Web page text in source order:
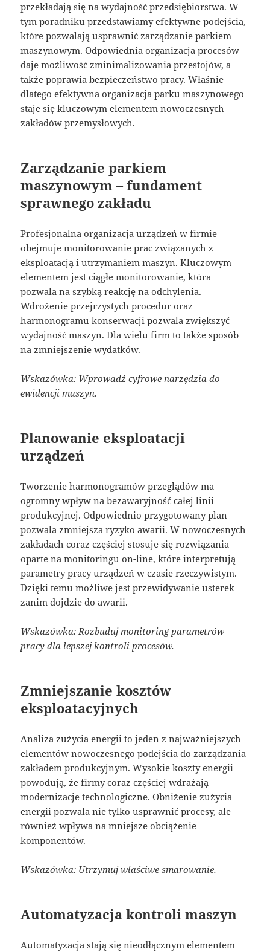
przekładają się na wydajność przedsiębiorstwa. W
tym poradniku przedstawiamy efektywne podejścia,
które pozwalają usprawnić zarządzanie parkiem
maszynowym. Odpowiednia organizacja procesów
daje możliwość zminimalizowania przestojów, a
także poprawia bezpieczeństwo pracy. Właśnie
dlatego efektywna organizacja parku maszynowego
staje się kluczowym elementem nowoczesnych
zakładów przemysłowych.
Zarządzanie parkiem
maszynowym – fundament
sprawnego zakładu
Profesjonalna organizacja urządzeń w firmie
obejmuje monitorowanie prac związanych z
eksploatacją i utrzymaniem maszyn. Kluczowym
elementem jest ciągłe monitorowanie, która
pozwala na szybką reakcję na odchylenia.
Wdrożenie przejrzystych procedur oraz
harmonogramu konserwacji pozwala zwiększyć
wydajność maszyn. Dla wielu firm to także sposób
na zmniejszenie wydatków.
Wskazówka: Wprowadź cyfrowe narzędzia do
ewidencji maszyn.
Planowanie eksploatacji
urządzeń
Tworzenie harmonogramów przeglądów ma
ogromny wpływ na bezawaryjność całej linii
produkcyjnej. Odpowiednio przygotowany plan
pozwala zmniejsza ryzyko awarii. W nowoczesnych
zakładach coraz częściej stosuje się rozwiązania
oparte na monitoringu on-line, które interpretują
parametry pracy urządzeń w czasie rzeczywistym.
Dzięki temu możliwe jest przewidywanie usterek
zanim dojdzie do awarii.
Wskazówka: Rozbuduj monitoring parametrów
pracy dla lepszej kontroli procesów.
Zmniejszanie kosztów
eksploatacyjnych
Analiza zużycia energii to jeden z najważniejszych
elementów nowoczesnego podejścia do zarządzania
zakładem produkcyjnym. Wysokie koszty energii
powodują, że firmy coraz częściej wdrażają
modernizacje technologiczne. Obniżenie zużycia
energii pozwala nie tylko usprawnić procesy, ale
również wpływa na mniejsze obciążenie
komponentów.
Wskazówka: Utrzymuj właściwe smarowanie.
Automatyzacja kontroli maszyn
Automatyzacja stają się nieodłącznym elementem